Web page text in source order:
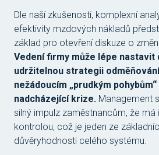
Dle naší zkušenosti, komplexní
efektivity mzdových nákladů
základ pro otevření diskuze o
Vedení firmy může lépe nastavit
udržitelnou strategii
nežádoucím „prudkým
nadcházející krize. Management
silný impulz zaměstnancům, že má
kontrolou, což je jeden ze
důvěryhodnosti celého systému.